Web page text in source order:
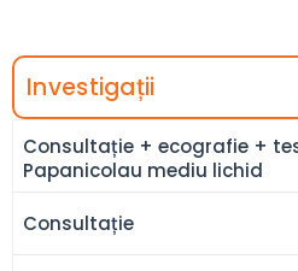
Investigații
Consultație + ecografie +
Papanicolau mediu lichid
Consultație